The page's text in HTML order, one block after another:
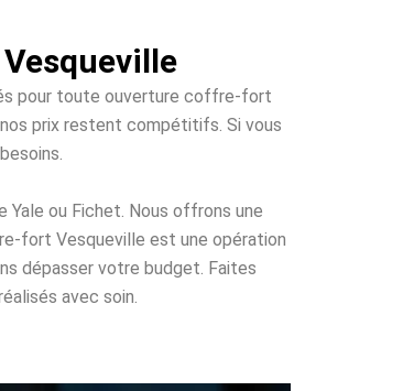
pour toute ouverture coffre-fort
prix restent compétitifs. Si vous
ou Fichet. Nous offrons une
fort Vesqueville est une opération
dépasser votre budget. Faites
avec soin.